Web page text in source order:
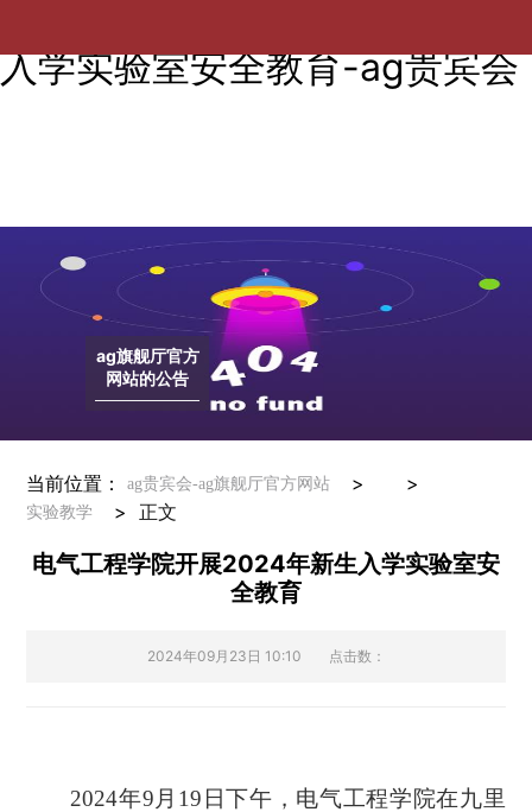
入学实验室安全教育-ag贵宾会
ag旗舰厅官方
网站的公告
当前位置： ag贵宾会-ag旗舰厅官方网站 > >
实验教学 > 正文
电气工程学院开展2024年新生入学实验室安
全教育
2024年09月23日 10:10 点击数：
2024年9 月 19 日下午，电气工程学院在九里